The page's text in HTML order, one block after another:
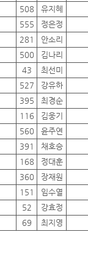
508 유지혜
555 정은정
281 안소리
500 김나리
43 최선미
527 강유하
395 최경순
116 김웅기
560 윤주연
391 채호승
168 정대훈
360 장재원
151 임수열
52 강효정
69 최지영